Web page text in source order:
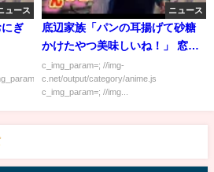
ュース
にぎ
img-
ニュース
底辺家族「パンの耳揚げて砂糖
かけたやつ美味しいね！」 窓か
ら覗くワイ「うわぁ……」
c_img_param=; //img-
c.net/output/category/anime.js
c_img_param=; //img...